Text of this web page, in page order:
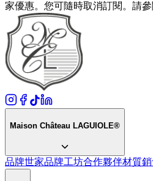
家優惠。您可隨時取消訂閱。請
Maison Château LAGUIOLE®
品牌世家品牌工坊合作夥伴材質